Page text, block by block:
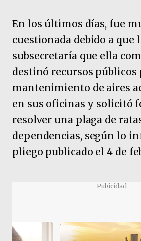
En los últimos días, fue
cuestionada debido a que
subsecretaría que ella
destinó recursos públicos
mantenimiento de aires
en sus oficinas y solicitó
resolver una plaga de
dependencias, según lo
pliego publicado el 4 de
Pubicidad